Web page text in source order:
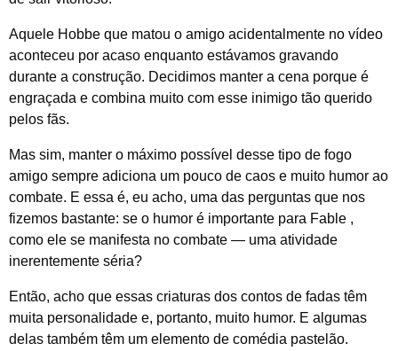
Aquele Hobbe que matou o amigo acidentalmente no vídeo
aconteceu por acaso enquanto estávamos gravando
durante a construção. Decidimos manter a cena porque é
engraçada e combina muito com esse inimigo tão querido
pelos fãs.
Mas sim, manter o máximo possível desse tipo de fogo
amigo sempre adiciona um pouco de caos e muito humor ao
combate. E essa é, eu acho, uma das perguntas que nos
fizemos bastante: se o humor é importante para Fable ,
como ele se manifesta no combate — uma atividade
inerentemente séria?
Então, acho que essas criaturas dos contos de fadas têm
muita personalidade e, portanto, muito humor. E algumas
delas também têm um elemento de comédia pastelão.